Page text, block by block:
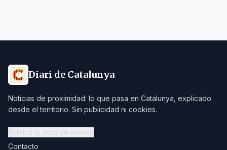
Diari de Catalunya
Noticias de proximidad: lo que pasa en Catalunya, explicado
desde el territorio. Sin publicidad ni cookies.
Publica tu nota de prensa
Contacto